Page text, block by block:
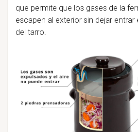
que permite que los gases de la
escapen al exterior sin dejar entrar
del tarro.